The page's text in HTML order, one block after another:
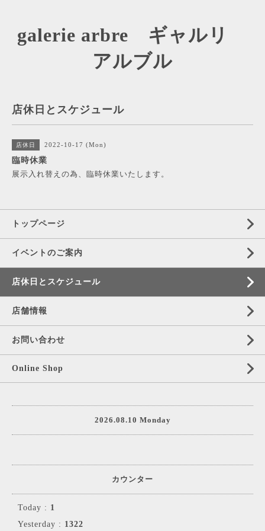
galerie arbre ギャルリ
アルブル
店休日とスケジュール
店休日 2022-10-17 (Mon)
臨時休業
展示入れ替えの為、臨時休業いたします。
トップページ
イベントのご案内
店休日とスケジュール
店舗情報
お問い合わせ
Online Shop
2026.08.10 Monday
カウンター
Today : 1
Yesterday : 1322